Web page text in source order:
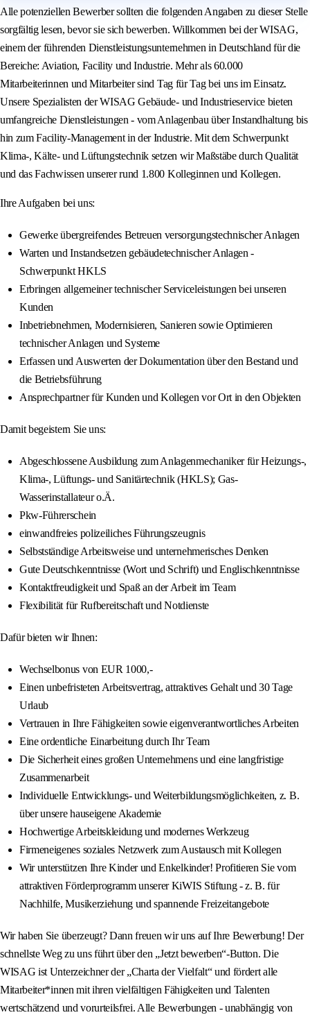
Alle potenziellen Bewerber sollten die folgenden Angaben zu dieser Stelle
sorgfältig lesen, bevor sie sich bewerben. Willkommen bei der WISAG,
einem der führenden Dienstleistungsunternehmen in Deutschland für die
Bereiche: Aviation, Facility und Industrie. Mehr als 60.000
Mitarbeiterinnen und Mitarbeiter sind Tag für Tag bei uns im Einsatz.
Unsere Spezialisten der WISAG Gebäude- und Industrieservice bieten
umfangreiche Dienstleistungen - vom Anlagenbau über Instandhaltung bis
hin zum Facility-Management in der Industrie. Mit dem Schwerpunkt
Klima-, Kälte- und Lüftungstechnik setzen wir Maßstäbe durch Qualität
und das Fachwissen unserer rund 1.800 Kolleginnen und Kollegen.
Ihre Aufgaben bei uns:
Gewerke übergreifendes Betreuen versorgungstechnischer Anlagen
Warten und Instandsetzen gebäudetechnischer Anlagen -
Schwerpunkt HKLS
Erbringen allgemeiner technischer Serviceleistungen bei unseren
Kunden
Inbetriebnehmen, Modernisieren, Sanieren sowie Optimieren
technischer Anlagen und Systeme
Erfassen und Auswerten der Dokumentation über den Bestand und
die Betriebsführung
Ansprechpartner für Kunden und Kollegen vor Ort in den Objekten
Damit begeistern Sie uns:
Abgeschlossene Ausbildung zum Anlagenmechaniker für Heizungs-,
Klima-, Lüftungs- und Sanitärtechnik (HKLS); Gas-
Wasserinstallateur o.Ä.
Pkw-Führerschein
einwandfreies polizeiliches Führungszeugnis
Selbstständige Arbeitsweise und unternehmerisches Denken
Gute Deutschkenntnisse (Wort und Schrift) und Englischkenntnisse
Kontaktfreudigkeit und Spaß an der Arbeit im Team
Flexibilität für Rufbereitschaft und Notdienste
Dafür bieten wir Ihnen:
Wechselbonus von EUR 1000,-
Einen unbefristeten Arbeitsvertrag, attraktives Gehalt und 30 Tage
Urlaub
Vertrauen in Ihre Fähigkeiten sowie eigenverantwortliches Arbeiten
Eine ordentliche Einarbeitung durch Ihr Team
Die Sicherheit eines großen Unternehmens und eine langfristige
Zusammenarbeit
Individuelle Entwicklungs- und Weiterbildungsmöglichkeiten, z. B.
über unsere hauseigene Akademie
Hochwertige Arbeitskleidung und modernes Werkzeug
Firmeneigenes soziales Netzwerk zum Austausch mit Kollegen
Wir unterstützen Ihre Kinder und Enkelkinder! Profitieren Sie vom
attraktiven Förderprogramm unserer KiWIS Stiftung - z. B. für
Nachhilfe, Musikerziehung und spannende Freizeitangebote
Wir haben Sie überzeugt? Dann freuen wir uns auf Ihre Bewerbung! Der
schnellste Weg zu uns führt über den „Jetzt bewerben“-Button. Die
WISAG ist Unterzeichner der „Charta der Vielfalt“ und fördert alle
Mitarbeiter*innen mit ihren vielfältigen Fähigkeiten und Talenten
wertschätzend und vorurteilsfrei. Alle Bewerbungen - unabhängig von